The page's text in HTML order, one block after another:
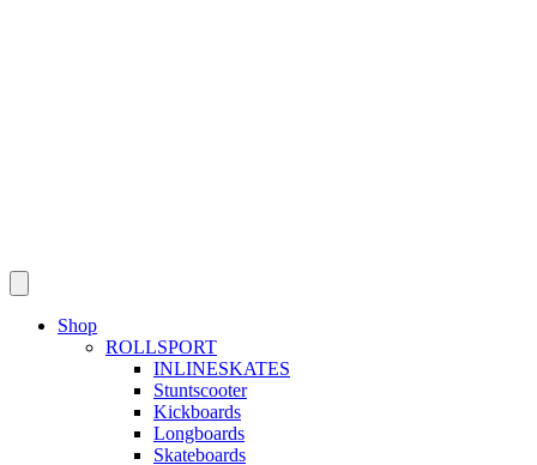
Shop
ROLLSPORT
INLINESKATES
Stuntscooter
Kickboards
Longboards
Skateboards